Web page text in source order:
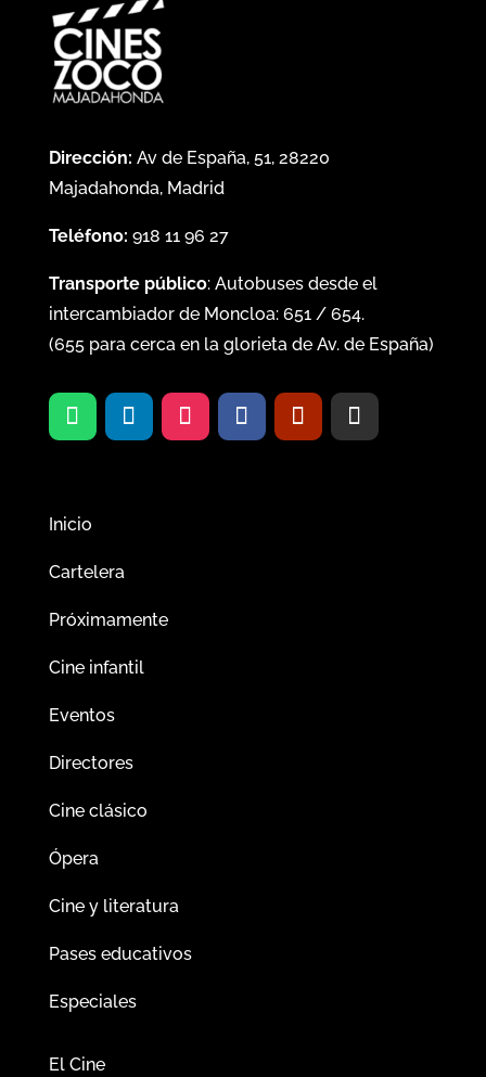
Dirección: Av de España, 51, 28220
Majadahonda, Madrid
Teléfono: 918 11 96 27
Transporte público: Autobuses desde el
intercambiador de Moncloa: 651/ 654.
(655para cerca en la glorieta de Av. de España)
Inicio
Cartelera
Próximamente
Cine infantil
Eventos
Directores
Cine clásico
Ópera
Cine y literatura
Pases educativos
Especiales
El Cine